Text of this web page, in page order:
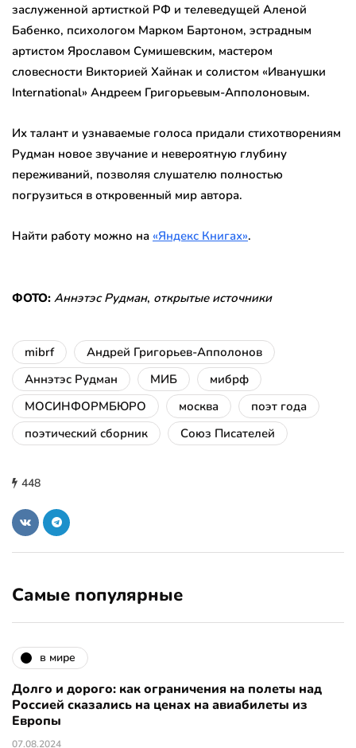
заслуженной артисткой РФ и телеведущей Аленой
Бабенко, психологом Марком Бартоном, эстрадным
артистом Ярославом Сумишевским, мастером
словесности Викторией Хайнак и солистом «Иванушки
International» Андреем Григорьевым-Апполоновым.
Их талант и узнаваемые голоса придали стихотворениям
Рудман новое звучание и невероятную глубину
переживаний, позволяя слушателю полностью
погрузиться в откровенный мир автора.
Найти работу можно на «Яндекс Книгах».
ФОТО: Аннэтэс Рудман, открытые источники
mibrf
Андрей Григорьев-Апполонов
Аннэтэс Рудман
МИБ
мибрф
МОСИНФОРМБЮРО
москва
поэт года
поэтический сборник
Союз Писателей
448
Самые популярные
в мире
Долго и дорого: как ограничения на полеты над
Россией сказались на ценах на авиабилеты из
Европы
07.08.2024